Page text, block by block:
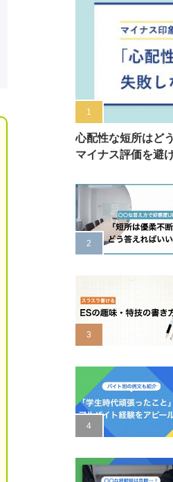
心配性な短所はど
マイナス評価を避